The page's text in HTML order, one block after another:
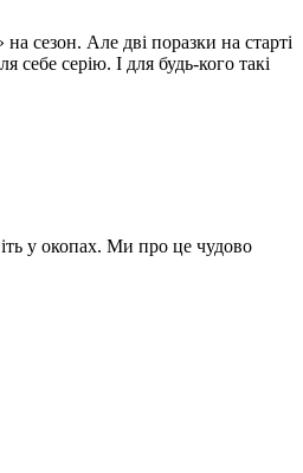
сезон. Але дві поразки на старті
серію. І для будь-кого такі
у окопах. Ми про це чудово